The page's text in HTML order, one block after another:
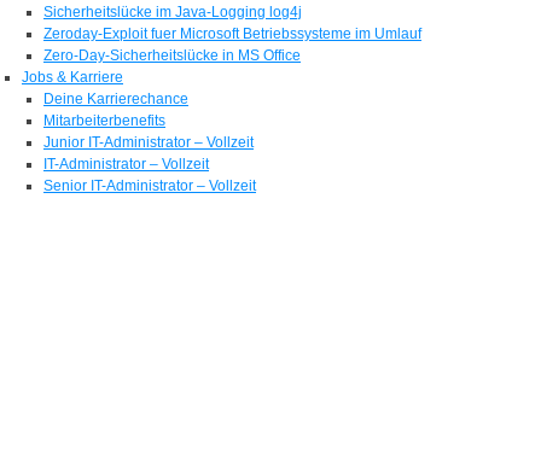
Sicherheitslücke im Java-Logging log4j
Zeroday-Exploit fuer Microsoft Betriebssysteme im Umlauf
Zero-Day-Sicherheitslücke in MS Office
Jobs & Karriere
Deine Karrierechance
Mitarbeiterbenefits
Junior IT-Administrator – Vollzeit
IT-Administrator – Vollzeit
Senior IT-Administrator – Vollzeit